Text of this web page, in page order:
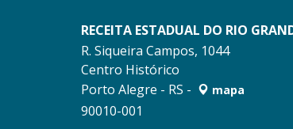
RECEITA ESTADUAL DO RIO
R. Siqueira Campos, 1044
Centro Histórico
Porto Alegre - RS -
mapa
90010-001